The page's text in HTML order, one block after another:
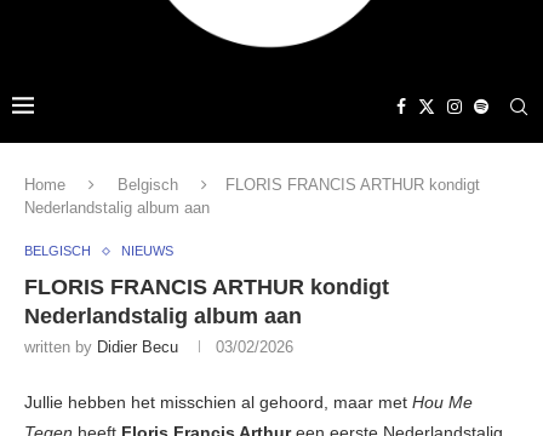
Home Belgisch
FLORIS FRANCIS ARTHUR kondigt
Nederlandstalig album aan
BELGISCH NIEUWS
FLORIS FRANCIS ARTHUR kondigt
Nederlandstalig album aan
written by Didier Becu 03/02/2026
Jullie hebben het misschien al gehoord, maar met Hou Me